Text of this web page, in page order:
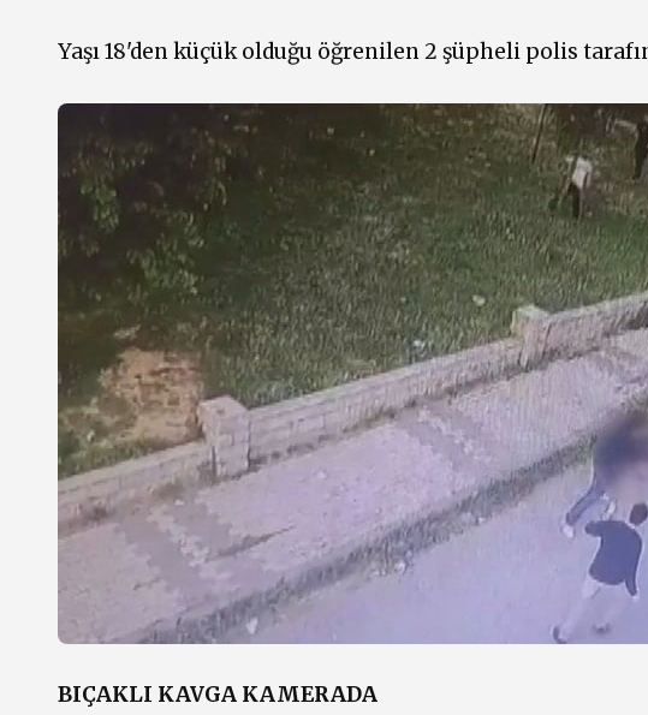
Yaşı 18'den küçük olduğu öğrenilen 2 şüpheli polis
BIÇAKLI KAVGA KAMERADA